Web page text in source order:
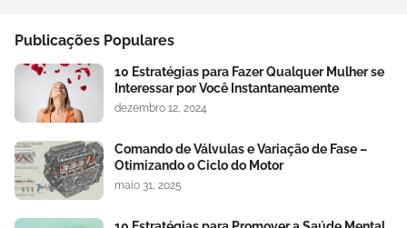
Publicações Populares
10 Estratégias para Fazer Qualquer Mulher se
Interessar por Você Instantaneamente
dezembro 12, 2024
Comando de Válvulas e Variação de Fase –
Otimizando o Ciclo do Motor
maio 31, 2025